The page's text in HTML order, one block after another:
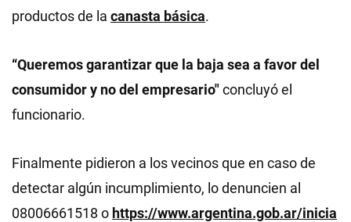
productos de la canasta básica.
“Queremos garantizar que la baja sea a favor del
consumidor y no del empresario"concluyó el
funcionario.
Finalmente pidieron a los vecinos que en caso de
detectar algún incumplimiento, lo denuncien al
08006661518 o https://www.argentina.gob.ar/inicia